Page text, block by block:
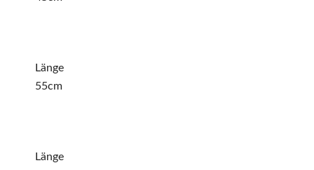
Länge
55cm
Länge